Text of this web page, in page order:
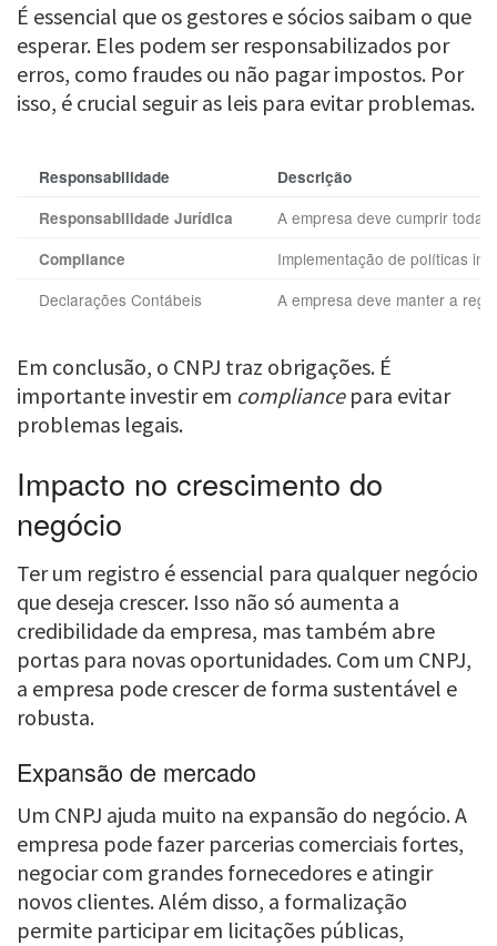
É essencial que os gestores e sócios saibam o que
esperar. Eles podem ser responsabilizados por
erros, como fraudes ou não pagar impostos. Por
isso, é crucial seguir as leis para evitar problemas.
Responsabilidade
Descrição
Responsabilidade Jurídica
A empresa deve cumprir
Compliance
Implementação de políticas
Declarações Contábeis
A empresa deve manter a
Em conclusão, o CNPJ traz obrigações. É
importante investir em compliancepara evitar
problemas legais.
Impacto no crescimento do
negócio
Ter um registro é essencial para qualquer negócio
que deseja crescer. Isso não só aumenta a
credibilidade da empresa, mas também abre
portas para novas oportunidades. Com um CNPJ,
a empresa pode crescer de forma sustentável e
robusta.
Expansão de mercado
Um CNPJ ajuda muito na expansão do negócio. A
empresa pode fazer parcerias comerciais fortes,
negociar com grandes fornecedores e atingir
novos clientes. Além disso, a formalização
permite participar em licitações públicas,